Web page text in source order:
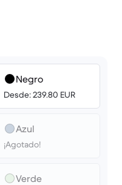
Negro
Desde: 239.80 EUR
Azul
¡Agotado!
Verde